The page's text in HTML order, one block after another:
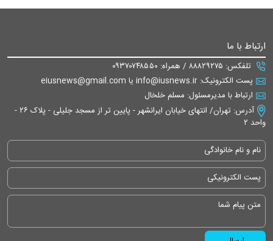
ارتباط با ما
تلفکس: ۸۸۸۲۹۲۷۵ / همراه: ۰۹۳۷۰۷۴۸۵۵۰
پست الکترونیک: info@iusnews.ir یا eiusnews@gmail.com
ارتباط با مدیرمسئول: مسلم خلخال
آدرس: تهران/ انتهای خیابان ایرانشهر - پایین تر از مسجد جلیلی - پلاک ۲۶ -
واحد ۲